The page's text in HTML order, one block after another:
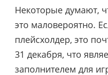
Некоторые думают,
это маловероятно.
плейсхолдер, это
31 декабря, что
заполнителем для